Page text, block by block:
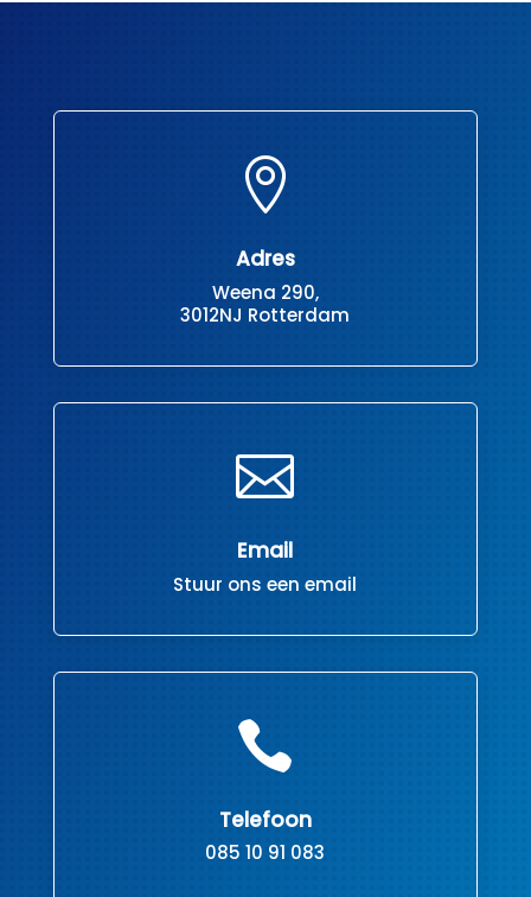

Adres
Weena 290,
3012NJ Rotterdam

Email
Stuur ons een email

Telefoon
085 10 91 083